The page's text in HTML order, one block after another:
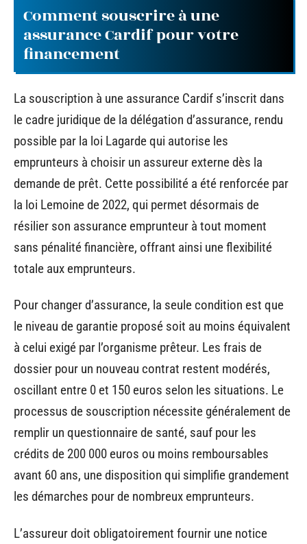
Comment souscrire à une
assurance Cardif pour votre
financement
La souscription à une assurance Cardif s’inscrit dans
le cadre juridique de la délégation d’assurance, rendu
possible par la loi Lagarde qui autorise les
emprunteurs à choisir un assureur externe dès la
demande de prêt. Cette possibilité a été renforcée par
la loi Lemoine de 2022, qui permet désormais de
résilier son assurance emprunteur à tout moment
sans pénalité financière, offrant ainsi une flexibilité
totale aux emprunteurs.
Pour changer d’assurance, la seule condition est que
le niveau de garantie proposé soit au moins équivalent
à celui exigé par l’organisme prêteur. Les frais de
dossier pour un nouveau contrat restent modérés,
oscillant entre 0 et 150 euros selon les situations. Le
processus de souscription nécessite généralement de
remplir un questionnaire de santé, sauf pour les
crédits de 200 000 euros ou moins remboursables
avant 60 ans, une disposition qui simplifie grandement
les démarches pour de nombreux emprunteurs.
L’assureur doit obligatoirement fournir une notice